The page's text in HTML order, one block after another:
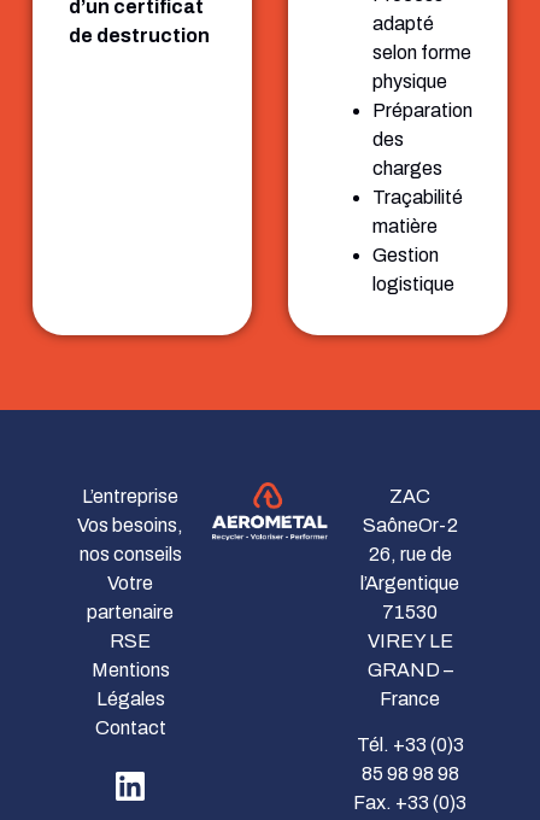
d’un certificat
de destruction
adapté
selon forme
physique
Préparation
des
charges
Traçabilité
matière
Gestion
logistique
L’entreprise
Vos besoins,
nos conseils
Votre
partenaire
RSE
Mentions
Légales
Contact
ZAC
SaôneOr-2
26, rue de
l’Argentique
71530
VIREY LE
GRAND –
France
Tél. +33 (0)3
85 98 98 98
Fax. +33 (0)3